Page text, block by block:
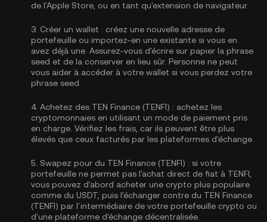
de l'Apple Store, ou en tant qu'extension de navigateur.
3. Créer un wallet : créez une nouvelle adresse de
portefeuille ou importez-en une existante si vous en
avez déjà une. Assurez-vous d'écrire sur papier la phrase
seed et de la conserver en lieu sûr. Personne ne peut
vous aider à accéder à votre wallet si vous perdez votre
phrase seed.
4. Achetez des TEN Finance (TENFI) : achetez les
cryptomonnaies en utilisant un mode de paiement pris
en charge. Vérifiez les frais, car ils peuvent être plus
élevés que ceux facturés par les plateformes d'échange.
5. Swapez pour du TEN Finance (TENFI) : si votre
portefeuille ne permet pas l'achat direct de fiat à TENFI,
vous pouvez d'abord acheter une crypto plus populaire
comme du USDT, puis l'échanger contre du TEN Finance
(TENFI) par l'intermédiaire de votre portefeuille crypto ou
d'une plateforme d'échange décentralisée.